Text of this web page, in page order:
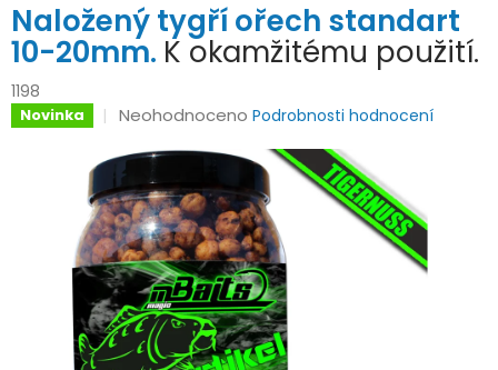
Naložený tygří ořech standart
10-20mm. K okamžitému použití.
1198
Novinka
Průměrné
produktu
je
0,0
z
5
hvězdiček.
Neohodnoceno Podrobnosti hodnocení